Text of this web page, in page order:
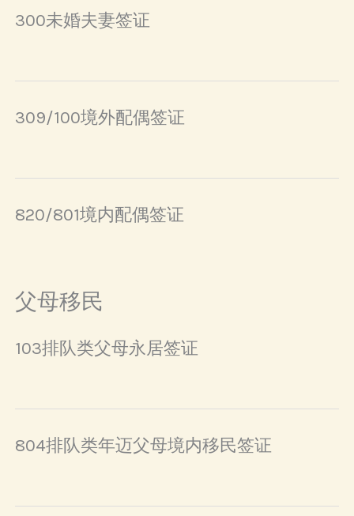
300未婚夫妻签证
309/100境外配偶签证
820/801境内配偶签证
父母移民
103排队类父母永居签证
804排队类年迈父母境内移民签证